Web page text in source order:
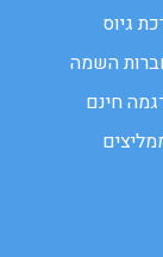
גיוס
השמה
חינם